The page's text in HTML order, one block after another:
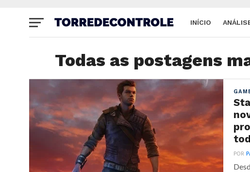
INÍCIO
Todas as postagens
POR